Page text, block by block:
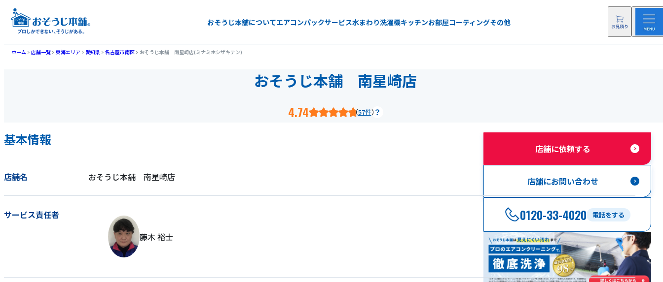
おそうじ本舗についてエアコンパックサービス水まわり洗濯機キッチンお部屋コーティングその他
ホーム 店舗一覧 東海エリア 愛知県 名古屋市南区 おそうじ本舗 南星崎店(ミナミホシザキテン)
おそうじ本舗 南星崎店
4.74 57件
基本情報
店舗名 おそうじ本舗 南星崎店
サービス責任者
藤木 裕士
店舗に依頼する
店舗にお問い合わせ
電話をする
0120-33-4020